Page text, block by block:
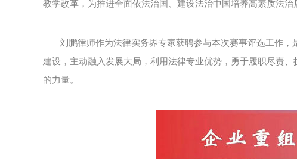
教学改革，为推进全面依法治国、建设法治中国培养高素质法治
刘鹏律师作为法律实务界专家获聘参与本次赛事评选工作
建设，主动融入发展大局，利用法律专业优势，勇于履职尽责
的力量。